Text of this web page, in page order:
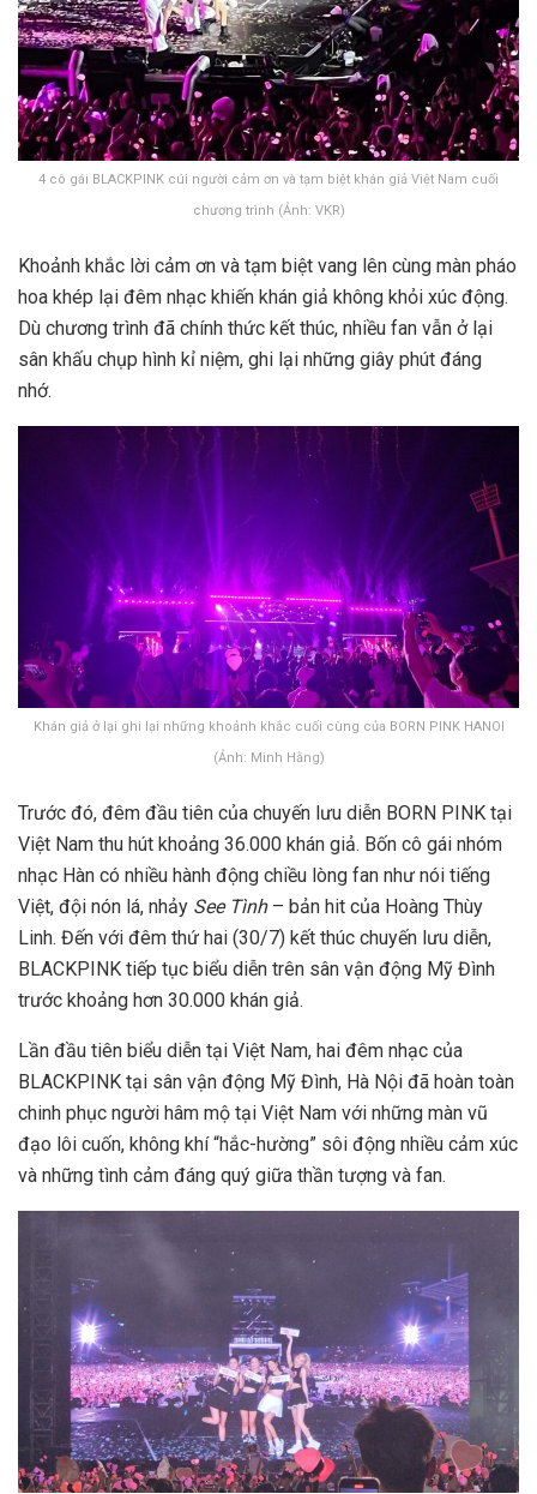
4 cô gái BLACKPINK cúi người cảm ơn và tạm biệt khán giả Việt Nam cuối
chương trình (Ảnh: VKR)
Khoảnh khắc lời cảm ơn và tạm biệt vang lên cùng màn pháo
hoa khép lại đêm nhạc khiến khán giả không khỏi xúc động.
Dù chương trình đã chính thức kết thúc, nhiều fan vẫn ở lại
sân khấu chụp hình kỉ niệm, ghi lại những giây phút đáng
nhớ.
Khán giả ở lại ghi lại những khoảnh khắc cuối cùng của BORN PINK HANOI
(Ảnh: Minh Hằng)
Trước đó, đêm đầu tiên của chuyến lưu diễn BORN PINK tại
Việt Nam thu hút khoảng 36.000 khán giả. Bốn cô gái nhóm
nhạc Hàn có nhiều hành động chiều lòng fan như nói tiếng
Việt, đội nón lá, nhảy See Tình– bản hit của Hoàng Thùy
Linh. Đến với đêm thứ hai (30/7) kết thúc chuyến lưu diễn,
BLACKPINK tiếp tục biểu diễn trên sân vận động Mỹ Đình
trước khoảng hơn 30.000 khán giả.
Lần đầu tiên biểu diễn tại Việt Nam, hai đêm nhạc của
BLACKPINK tại sân vận động Mỹ Đình, Hà Nội đã hoàn toàn
chinh phục người hâm mộ tại Việt Nam với những màn vũ
đạo lôi cuốn, không khí “hắc-hường” sôi động nhiều cảm xúc
và những tình cảm đáng quý giữa thần tượng và fan.